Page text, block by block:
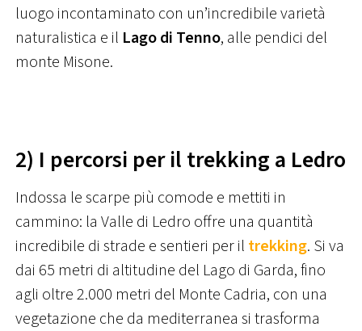
luogo incontaminato con un’incredibile varietà
naturalistica e il Lago di Tenno, alle pendici del
monte Misone.
2) I percorsi per il trekking a Ledro
Indossa le scarpe più comode e mettiti in
cammino: la Valle di Ledro offre una quantità
incredibile di strade e sentieri per il trekking. Si va
dai 65 metri di altitudine del Lago di Garda, fino
agli oltre 2.000 metri del Monte Cadria, con una
vegetazione che da mediterranea si trasforma